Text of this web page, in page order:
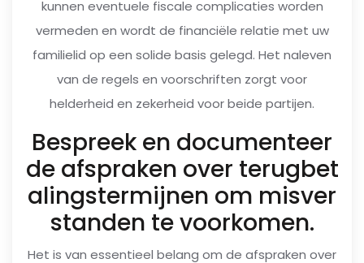
kunnen eventuele fiscale complicaties worden
vermeden en wordt de financiële relatie met uw
familielid op een solide basis gelegd. Het naleven
van de regels en voorschriften zorgt voor
helderheid en zekerheid voor beide partijen.
Bespreek en documenteer
de afspraken over terugbet
alingstermijnen om misver
standen te voorkomen.
Het is van essentieel belang om de afspraken over